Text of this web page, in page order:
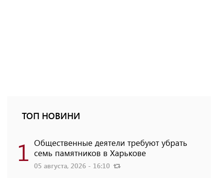
ТОП НОВИНИ
1 Общественные деятели требуют убрать
семь памятников в Харькове
05 августа, 2026 - 16:10